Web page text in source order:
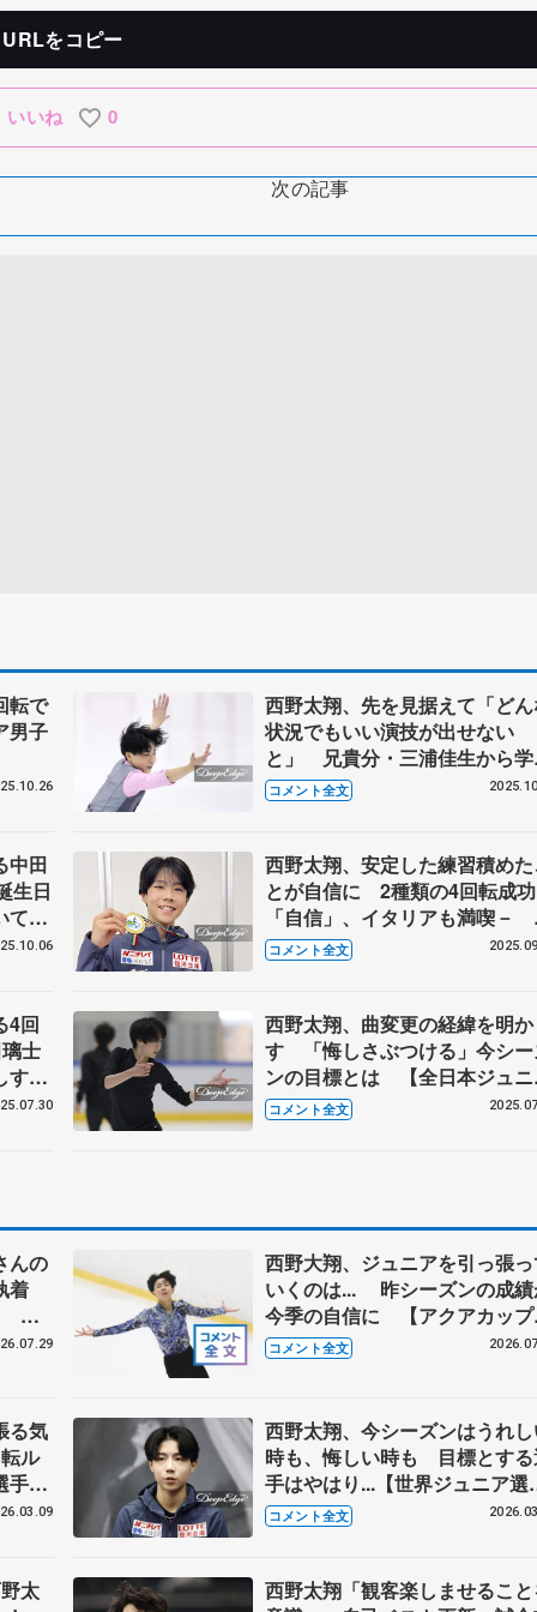
URLをコピー
いいね 0
次の記事
転で
男子
西野太翔、先を見据えて「ど
状況でもいい演技が出せない
と」 兄貴分・三浦佳生から学
だシニアの厳しさとは【東日
手権・ジュニア男子ＳＰ】
コメント全文
中田
生日
てい
ーラ
西野太翔、安定した練習積めた
とが自信に 2種類の4回転成功
「自信」、イタリアも満喫－
【ジュニアGP第3戦イタリア
帰国】
コメント全文
4回
士
すぎ
ア合
西野太翔、曲変更の経緯を明か
す 「悔しさぶつける」今シー
ンの目標とは 【全日本ジュニ
合宿コメント全文】
コメント全文
んの
着
フリ
西野大翔、ジュニアを引っ張
いくのは... 昨シーズンの成績
今季の自信に 【アクアカップ
ュニア男子SP】
コメント全文
る気
ル
手
西野太翔、今シーズンはうれ
時も、悔しい時も 目標とする
手はやはり...【世界ジュニア選
権男子一夜明け】
コメント全文
太
西野太翔「観客楽しませるこ